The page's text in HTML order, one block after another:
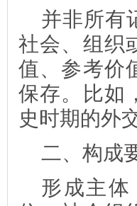
并非所有
社会、组织
值、参考价
保存。比如
史时期的外
二、构成
形成主